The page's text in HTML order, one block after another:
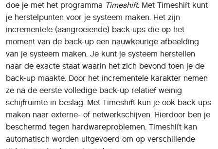
doe je met het programma Timeshift. Met Timeshift kunt
je herstelpunten voor je systeem maken. Het zijn
incrementele (aangroeiende) back-ups die op het
moment van de back-up een nauwkeurige afbeelding
van je systeem maken. Je kunt je systeem herstellen
naar de exacte staat waarin het zich bevond toen je de
back-up maakte. Door het incrementele karakter nemen
ze na de eerste volledige back-up relatief weinig
schijfruimte in beslag. Met Timeshift kun je ook back-ups
maken naar externe- of netwerkschijven. Hierdoor ben je
beschermd tegen hardwareproblemen. Timeshift kan
automatisch worden uitgevoerd om op verschillende